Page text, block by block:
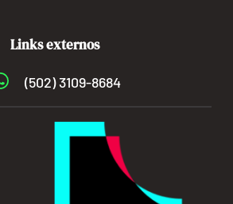
Links externos
(502) 3109-8684